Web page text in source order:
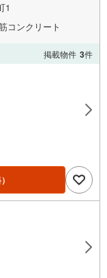
1
コンクリート
掲載物件 3件